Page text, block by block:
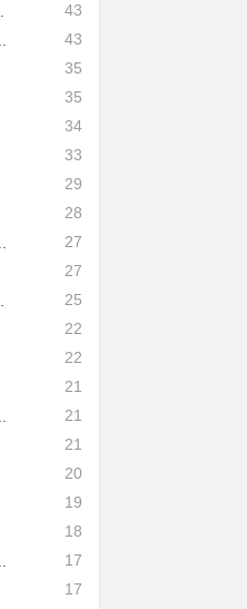
43
43
35
35
34
33
29
28
27
27
25
22
22
21
21
21
20
19
18
17
17